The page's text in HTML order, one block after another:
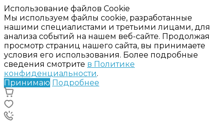
Использование файлов Cookie
Мы используем файлы cookie, разработанные
нашими специалистами и третьими лицами, для
анализа событий на нашем веб-сайте. Продолжая
просмотр страниц нашего сайта, вы принимаете
условия его использования. Более подробные
сведения смотрите в Политике
конфиденциальности.
Принимаю Подробнее